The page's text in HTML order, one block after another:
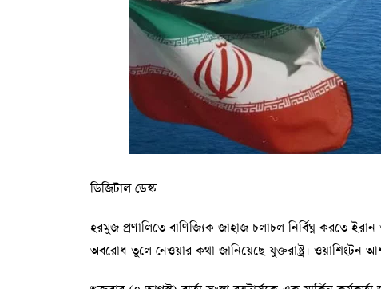
ডিজিটাল ডেস্ক
হরমুজ প্রণালিতে বাণিজ্যিক জাহাজ চলাচল নির্বিঘ্ন করতে
অবরোধ তুলে নেওয়ার কথা জানিয়েছে যুক্তরাষ্ট্র।